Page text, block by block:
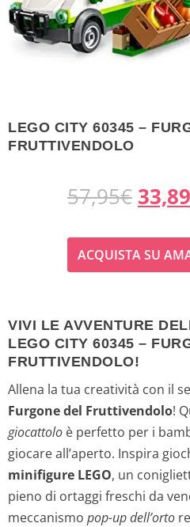
LEGO CITY 60345 –
FRUTTIVENDOLO
57,95€ I
l
p
e
z
z
o
o
r
33,89
ACQUISTA SU
VIVI LE AVVENTURE
LEGO CITY 60345 –
FRUTTIVENDOLO!
Allena la tua creatività con il
Furgone del Fruttivendolo!
giocattolo è perfetto per i
giocare all’aperto. Inspira
minifigure LEGO, un
pieno di ortaggi freschi da
meccanismo pop-up dell’orto